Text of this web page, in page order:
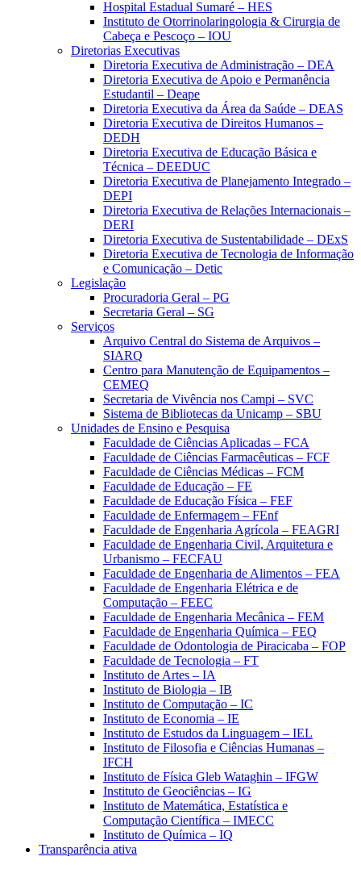
Hospital Estadual Sumaré – HES
Instituto de Otorrinolaringologia & Cirurgia de
Cabeça e Pescoço – IOU
Diretorias Executivas
Diretoria Executiva de Administração – DEA
Diretoria Executiva de Apoio e Permanência
Estudantil – Deape
Diretoria Executiva da Área da Saúde – DEAS
Diretoria Executiva de Direitos Humanos –
DEDH
Diretoria Executiva de Educação Básica e
Técnica – DEEDUC
Diretoria Executiva de Planejamento Integrado –
DEPI
Diretoria Executiva de Relações Internacionais –
DERI
Diretoria Executiva de Sustentabilidade – DExS
Diretoria Executiva de Tecnologia de Informação
e Comunicação – Detic
Legislação
Procuradoria Geral – PG
Secretaria Geral – SG
Serviços
Arquivo Central do Sistema de Arquivos –
SIARQ
Centro para Manutenção de Equipamentos –
CEMEQ
Secretaria de Vivência nos Campi – SVC
Sistema de Bibliotecas da Unicamp – SBU
Unidades de Ensino e Pesquisa
Faculdade de Ciências Aplicadas – FCA
Faculdade de Ciências Farmacêuticas – FCF
Faculdade de Ciências Médicas – FCM
Faculdade de Educação – FE
Faculdade de Educação Física – FEF
Faculdade de Enfermagem – FEnf
Faculdade de Engenharia Agrícola – FEAGRI
Faculdade de Engenharia Civil, Arquitetura e
Urbanismo – FECFAU
Faculdade de Engenharia de Alimentos – FEA
Faculdade de Engenharia Elétrica e de
Computação – FEEC
Faculdade de Engenharia Mecânica – FEM
Faculdade de Engenharia Química – FEQ
Faculdade de Odontologia de Piracicaba – FOP
Faculdade de Tecnologia – FT
Instituto de Artes – IA
Instituto de Biologia – IB
Instituto de Computação – IC
Instituto de Economia – IE
Instituto de Estudos da Linguagem – IEL
Instituto de Filosofia e Ciências Humanas –
IFCH
Instituto de Física Gleb Wataghin – IFGW
Instituto de Geociências – IG
Instituto de Matemática, Estatística e
Computação Científica – IMECC
Instituto de Química – IQ
Transparência ativa